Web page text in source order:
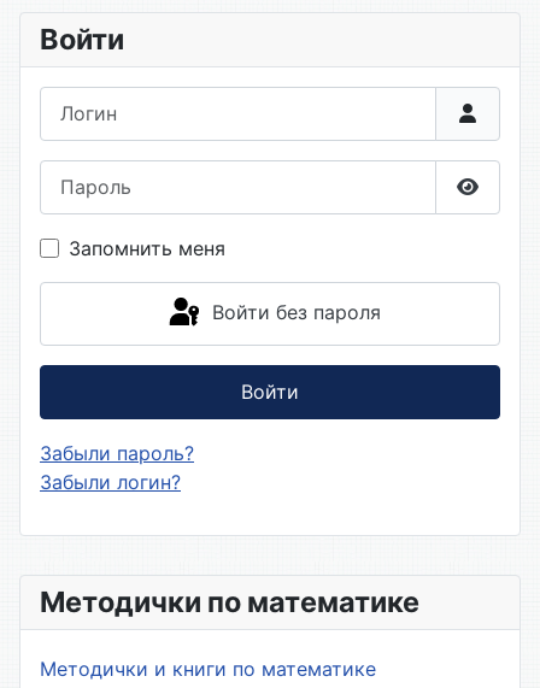
Методички по математике
Методички и книги по математике
Войти
Запомнить меня
Войти без пароля
Войти
Забыли пароль?
Забыли логин?